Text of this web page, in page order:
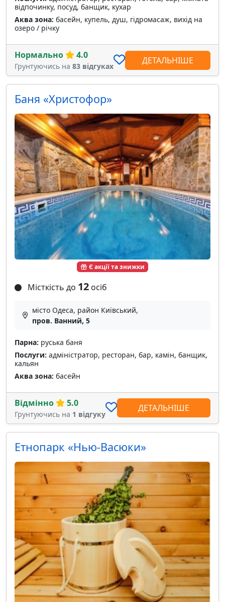
відпочинку, посуд, банщик, кухар
Аква зона: басейн, купель, душ, гідромасаж, вихід на
озеро / річку
Нормально 4.0
Грунтуючись на 83 відгуках
ДЕТАЛЬНІШЕ
Є акції та знижки
Баня «Христофор»
Місткість до 12 осіб
місто Одеса, район Київський,
пров. Ванний, 5
Парна: руська баня
Послуги: адміністратор, ресторан, бар, камін, банщик,
кальян
Аква зона: басейн
Відмінно 5.0
Грунтуючись на 1 відгуку
ДЕТАЛЬНІШЕ
Етнопарк «Нью-Васюки»